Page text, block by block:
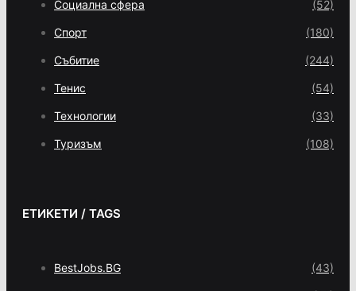
Социална сфера (52)
Спорт (180)
Събитие (244)
Тенис (54)
Технологии (33)
Туризъм (108)
ЕТИКЕТИ / TAGS
BestJobs.BG (43)